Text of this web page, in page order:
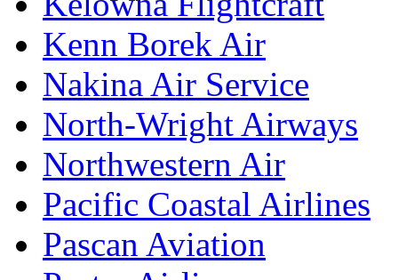
Kenn Borek Air
Nakina Air Service
North-Wright Airways
Northwestern Air
Pacific Coastal Airlines
Pascan Aviation